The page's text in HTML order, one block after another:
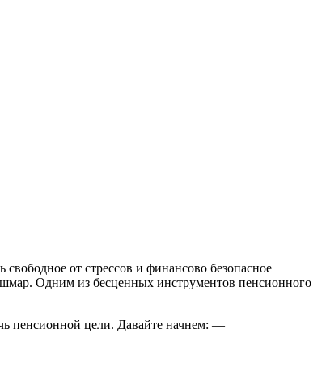
от стрессов и финансово безопасное
Одним из бесценных инструментов пенсионного
пенсионной цели. Давайте начнем: —